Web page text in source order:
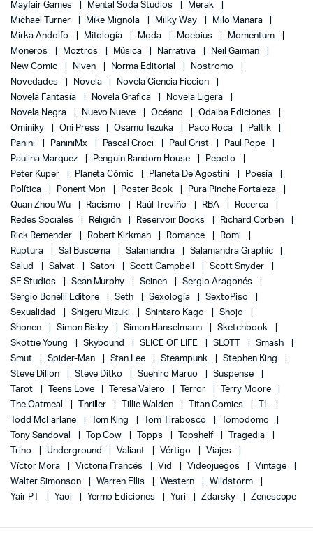
Mayfair Games
Mental Soda Studios
Merak
Michael Turner
Mike Mignola Milky Way
Milo Manara
Mirka Andolfo
Mitología Moda Moebius
Momentum
Moneros
Moztros Música Narrativa
Neil Gaiman
New Comic
Niven Norma Editorial
Nostromo
Novedades
Novela
Novela Ciencia Ficcion
Novela Fantasía
Novela Grafica
Novela Ligera
Novela Negra
Nuevo Nueve Océano
Odaiba Ediciones
Ominiky
Oni Press Osamu Tezuka Paco Roca
Paltik
Panini
PaniniMx Pascal Croci Paul Grist
Paul Pope
Paulina Marquez
Penguin Random House
Pepeto
Peter Kuper
Planeta Cómic Planeta De Agostini
Poesía
Política
Ponent Mon Poster Book
Pura Pinche Fortaleza
Quan Zhou Wu
Racismo Raúl Treviño RBA
Recerca
Redes Sociales
Religión Reservoir Books
Richard Corben
Rick Remender
Robert Kirkman Romance
Romi
Ruptura
Sal Buscema Salamandra
Salamandra Graphic
Salud
Salvat Satori Scott Campbell
Scott Snyder
SE Studios
Sean Murphy Seinen
Sergio Aragonés
Sergio Bonelli Editore
Seth Sexología
SextoPiso
Sexualidad
Shigeru Mizuki Shintaro Kago
Shojo
Shonen
Simon Bisley Simon Hanselmann
Sketchbook
Skottie Young
Skybound SLICE OF LIFE SLOTT
Smash
Smut
Spider-Man Stan Lee Steampunk
Stephen King
Steve Dillon
Steve Ditko Suehiro Maruo
Suspense
Tarot
Teens Love Teresa Valero Terror
Terry Moore
The Oatmeal
Thriller Tillie Walden Titan Comics
TL
Todd McFarlane
Tom King Tom Tirabosco
Tomodomo
Tony Sandoval
Top Cow Topps Topshelf
Tragedia
Trino
Underground Valiant Vértigo
Viajes
Víctor Mora
Victoria Francés Vid Videojuegos
Vintage
Walter Simonson
Warren Ellis Western
Wildstorm
Yair PT
Yaoi Yermo Ediciones Yuri Zdarsky Zenescope